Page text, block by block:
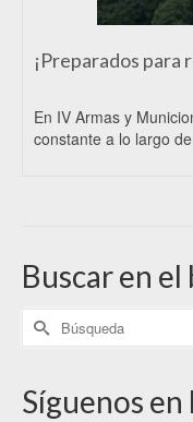
¡Preparados para
En IV Armas y
constante a lo largo
Buscar en el
Síguenos en